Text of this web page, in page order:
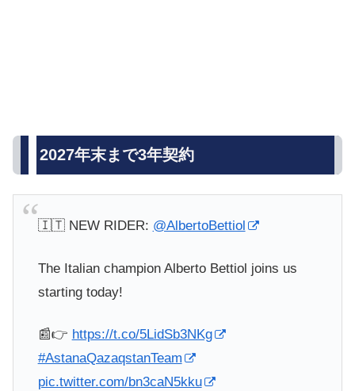
2027年末まで3年契約
🇮🇹 NEW RIDER: @AlbertoBettiol
The Italian champion Alberto Bettiol joins us
starting today!
📰👉 https://t.co/5LidSb3NKg
#AstanaQazaqstanTeam
pic.twitter.com/bn3caN5kku